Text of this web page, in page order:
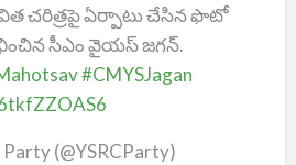
చరిత్రపై ఏర్పాటు చేసిన ఫొటో
సీఎం వైయస్ జగన్.
#CMYSJagan
(@YSRCParty)